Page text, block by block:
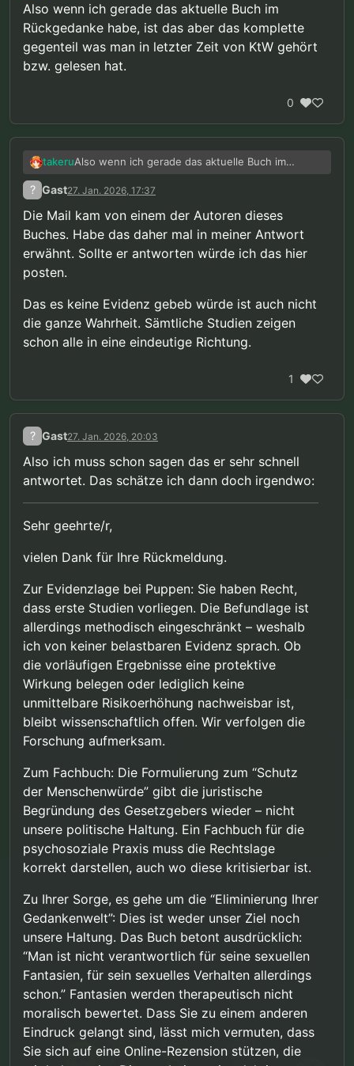
Also wenn ich gerade das aktuelle Buch im
Rückgedanke habe, ist das aber das komplette
gegenteil was man in letzter Zeit von KtW gehört
bzw. gelesen hat.
0
takeruAlso wenn ich gerade das aktuelle Buch im
Rückgedanke habe, ist das aber das komplette
gegenteil was man in letzter Zeit von KtW gehört
? Gast27. Jan. 2026, 17:37
Die Mail kam von einem der Autoren dieses
Buches. Habe das daher mal in meiner Antwort
erwähnt. Sollte er antworten würde ich das hier
posten.
Das es keine Evidenz gebeb würde ist auch nicht
die ganze Wahrheit. Sämtliche Studien zeigen
schon alle in eine eindeutige Richtung.
1
? Gast27. Jan. 2026, 20:03
Also ich muss schon sagen das er sehr schnell
antwortet. Das schätze ich dann doch irgendwo:
Sehr geehrte/r,
vielen Dank für Ihre Rückmeldung.
Zur Evidenzlage bei Puppen: Sie haben Recht,
dass erste Studien vorliegen. Die Befundlage ist
allerdings methodisch eingeschränkt – weshalb
ich von keiner belastbaren Evidenz sprach. Ob
die vorläufigen Ergebnisse eine protektive
Wirkung belegen oder lediglich keine
unmittelbare Risikoerhöhung nachweisbar ist,
bleibt wissenschaftlich offen. Wir verfolgen die
Forschung aufmerksam.
Zum Fachbuch: Die Formulierung zum “Schutz
der Menschenwürde” gibt die juristische
Begründung des Gesetzgebers wieder – nicht
unsere politische Haltung. Ein Fachbuch für die
psychosoziale Praxis muss die Rechtslage
korrekt darstellen, auch wo diese kritisierbar ist.
Zu Ihrer Sorge, es gehe um die “Eliminierung Ihrer
Gedankenwelt”: Dies ist weder unser Ziel noch
unsere Haltung. Das Buch betont ausdrücklich:
“Man ist nicht verantwortlich für seine sexuellen
Fantasien, für sein sexuelles Verhalten allerdings
schon.” Fantasien werden therapeutisch nicht
moralisch bewertet. Dass Sie zu einem anderen
Eindruck gelangt sind, lässt mich vermuten, dass
Sie sich auf eine Online-Rezension stützen, die